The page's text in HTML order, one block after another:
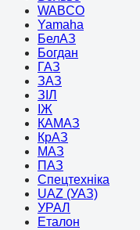
WABCO
Yamaha
БелАЗ
Богдан
ГАЗ
ЗАЗ
ЗІЛ
ІЖ
КАМАЗ
КрАЗ
МАЗ
ПАЗ
Спецтехніка
UAZ (УАЗ)
УРАЛ
Еталон